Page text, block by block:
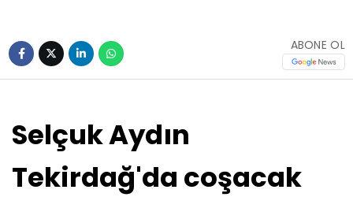
ABONE OL
Selçuk Aydın
Tekirdağ'da coşacak